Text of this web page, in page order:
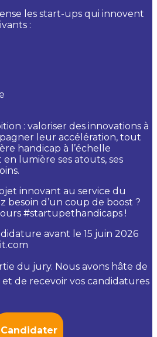
les start-ups qui innovent
:
: valoriser des innovations à
leur accélération, tout
handicap à l’échelle
lumière ses atouts, ses
innovant au service du
besoin d’un coup de boost ?
#startupethandicaps !
avant le 15 juin 2026
du jury. Nous avons hâte de
de recevoir vos candidatures
Candidater